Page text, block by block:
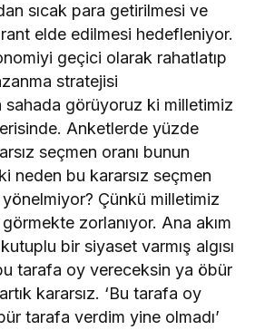
sıcak para getirilmesi ve
elde edilmesi hedefleniyor.
geçici olarak rahatlatıp
stratejisi
sahada görüyoruz ki milletimiz
Anketlerde yüzde
seçmen oranı bunun
neden bu kararsız seçmen
Çünkü milletimiz
zorlanıyor. Ana akım
bir siyaset varmış algısı
tarafa oy vereceksin ya öbür
kararsız. ‘Bu tarafa oy
tarafa verdim yine olmadı’